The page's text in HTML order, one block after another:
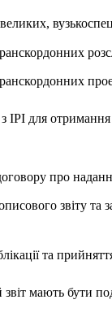
IPI для
про
звіту
та
мають бути